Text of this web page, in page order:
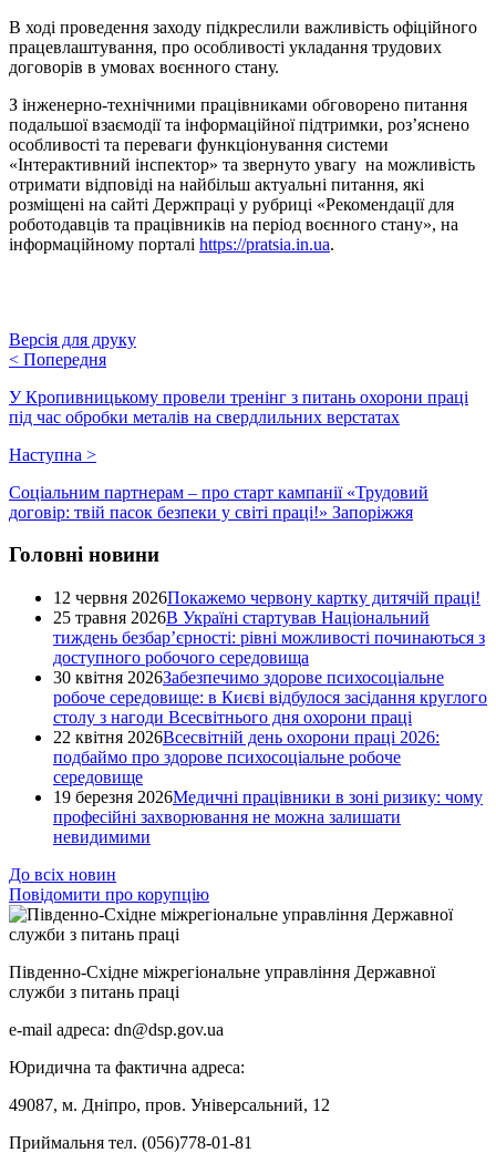
В ході проведення заходу підкреслили важливість офіційного
працевлаштування, про особливості укладання трудових
договорів в умовах воєнного стану.
З інженерно-технічними працівниками обговорено питання
подальшої взаємодії та інформаційної підтримки, роз’яснено
особливості та переваги функціонування системи
«Інтерактивний інспектор» та звернуто увагу на можливість
отримати відповіді на найбільш актуальні питання, які
розміщені на сайті Держпраці у рубриці «Рекомендації для
роботодавців та працівників на період воєнного стану», на
інформаційному порталі https://pratsia.in.ua.
Версія для друку
< Попередня
У Кропивницькому провели тренінг з питань охорони праці
під час обробки металів на свердлильних верстатах
Наступна >
Соціальним партнерам – про старт кампанії «Трудовий
договір: твій пасок безпеки у світі праці!» Запоріжжя
Головні новини
12 червня 2026Покажемо червону картку дитячій праці!
25 травня 2026В Україні стартував Національний
тиждень безбар’єрності: рівні можливості починаються з
доступного робочого середовища
30 квітня 2026Забезпечимо здорове психосоціальне
робоче середовище: в Києві відбулося засідання круглого
столу з нагоди Всесвітнього дня охорони праці
22 квітня 2026Всесвітній день охорони праці 2026:
подбаймо про здорове психосоціальне робоче
середовище
19 березня 2026Медичні працівники в зоні ризику: чому
професійні захворювання не можна залишати
невидимими
До всіх новин
Повідомити про корупцію
Південно-Східне міжрегіональне управління Державної
служби з питань праці
e-mail адреса: dn@dsp.gov.ua
Юридична та фактична адреса:
49087, м. Дніпро, пров. Універсальний, 12
Приймальня тел. (056)778-01-81